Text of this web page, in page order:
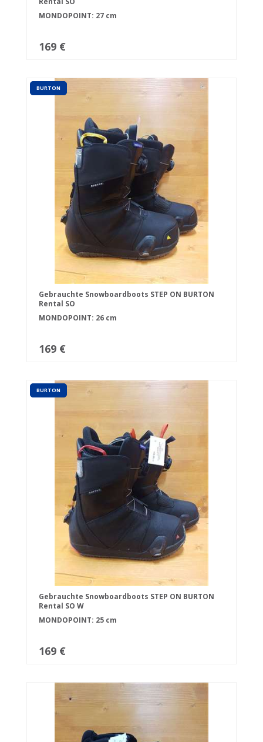
MONDOPOINT: 27 cm
169 €
BURTON
Gebrauchte Snowboardboots STEP ON BURTON
Rental SO
MONDOPOINT: 26 cm
169 €
BURTON
Gebrauchte Snowboardboots STEP ON BURTON
Rental SO W
MONDOPOINT: 25 cm
169 €